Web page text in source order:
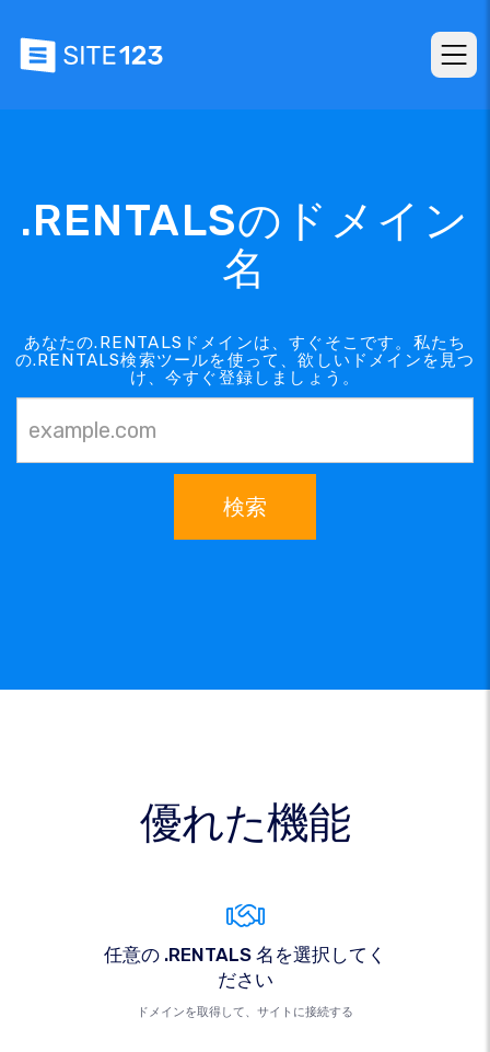
.RENTALSのドメイン
名
あなたの.RENTALSドメインは、すぐそこです。私たち
の.RENTALS検索ツールを使って、欲しいドメインを見つ
け、今すぐ登録しましょう。
検索
優れた機能
任意の .RENTALS 名を選択してく
ださい
ドメインを取得して、サイトに接続する